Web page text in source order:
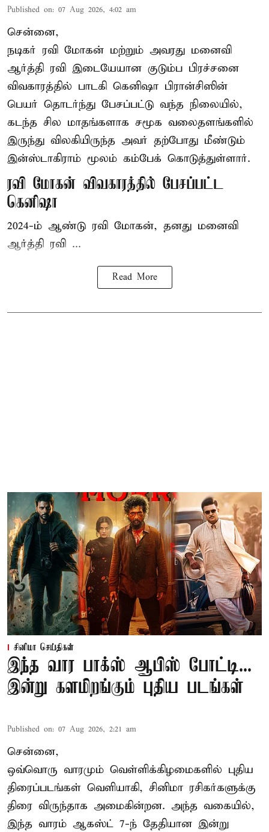
Published on: 07 Aug 2026, 4:02 am
சென்னை,
நடிகர் ரவி மோகன் மற்றும் அவரது மனைவி
ஆர்த்தி ரவி இடையேயான குடும்ப பிரச்சனை
விவகாரத்தில் பாடகி கெனிஷா பிரான்சிஸின்
பெயர் தொடர்ந்து பேசப்பட்டு வந்த நிலையில்,
கடந்த சில மாதங்களாக சமூக வலைதளங்களில்
இருந்து விலகியிருந்த அவர் தற்போது மீண்டும்
இன்ஸ்டாகிராம் மூலம் கம்பேக் கொடுத்துள்ளார்.
ரவி மோகன் விவகாரத்தில் பேசப்பட்ட
கெனிஷா
2024-ம் ஆண்டு ரவி மோகன், தனது மனைவி
ஆர்த்தி ரவி ...
Read More
சினிமா செய்திகள்
இந்த வார பாக்ஸ் ஆபிஸ் போட்டி...
இன்று களமிறங்கும் புதிய படங்கள்
Published on: 07 Aug 2026, 2:21 am
சென்னை,
ஒவ்வொரு வாரமும் வெள்ளிக்கிழமைகளில் புதிய
திரைப்படங்கள் வெளியாகி, சினிமா ரசிகர்களுக்கு
திரை விருந்தாக அமைகின்றன. அந்த வகையில்,
இந்த வாரம் ஆகஸ்ட் 7-ந் தேதியான இன்று